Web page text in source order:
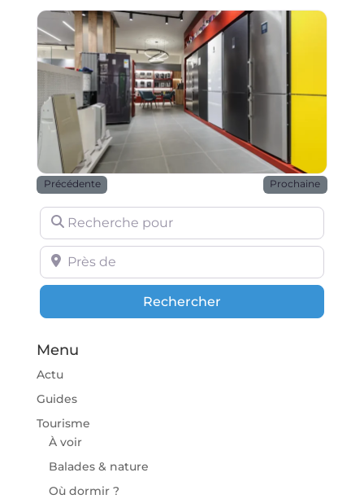
Précédente Prochaine
Recherche pour
Près de
RechercherRechercher
Menu
Actu
Guides
Tourisme
À voir
Balades & nature
Où dormir ?